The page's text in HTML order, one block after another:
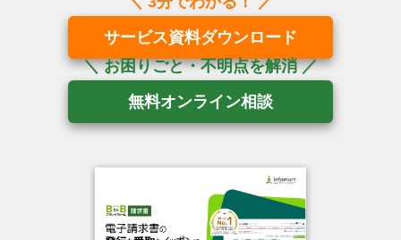
サービス資料ダウンロード
無料オンライン相談
3分でわかる